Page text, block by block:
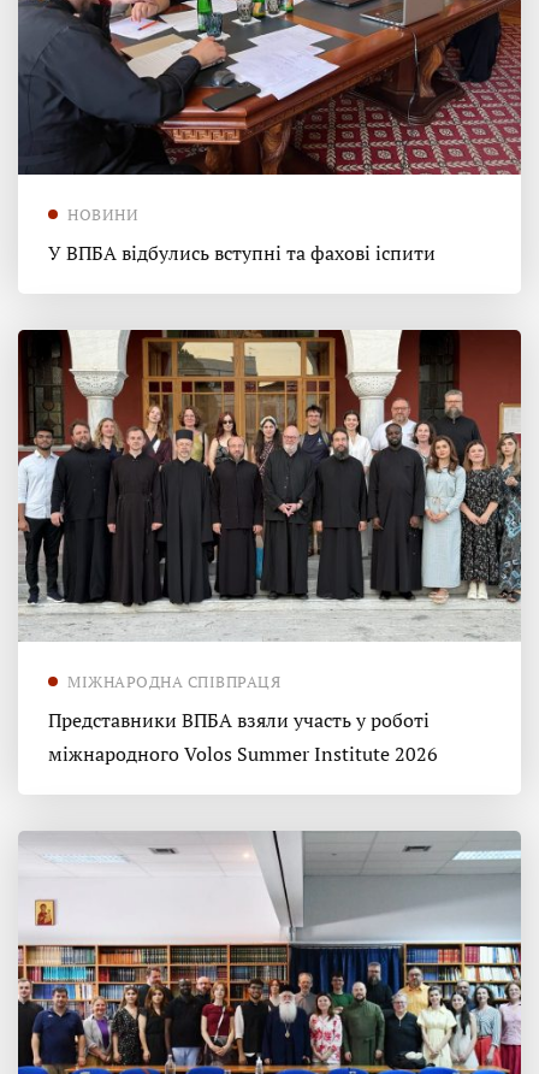
НОВИНИ
У ВПБА відбулись вступні та фахові іспити
МІЖНАРОДНА СПІВПРАЦЯ
Представники ВПБА взяли участь у роботі
міжнародного Volos Summer Institute 2026